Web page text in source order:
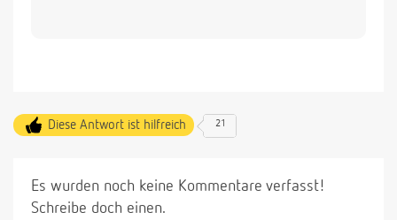
Diese Antwort ist hilfreich 21
Es wurden noch keine Kommentare verfasst!
Schreibe doch einen.